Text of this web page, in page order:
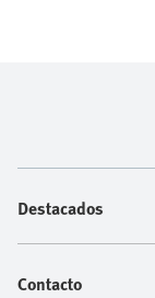
Destacados
Contacto